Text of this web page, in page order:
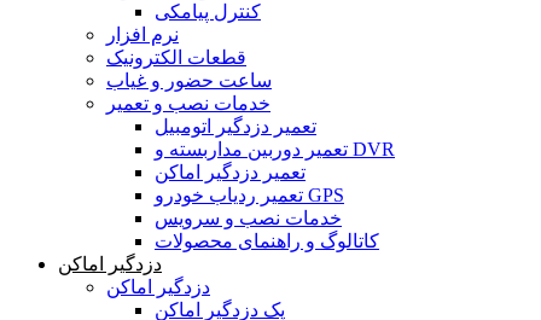
کنترل پیامکی
نرم افزار
قطعات الکترونیک
ساعت حضور و غیاب
خدمات نصب و تعمیر
تعمیر دزدگیر اتومبیل
تعمیر دوربین مداربسته و DVR
تعمیر دزدگیر اماکن
تعمیر ردیاب خودرو GPS
خدمات نصب و سرویس
کاتالوگ و راهنمای محصولات
دزدگیر اماکن
دزدگیر اماکن
پک دزدگیر اماکن